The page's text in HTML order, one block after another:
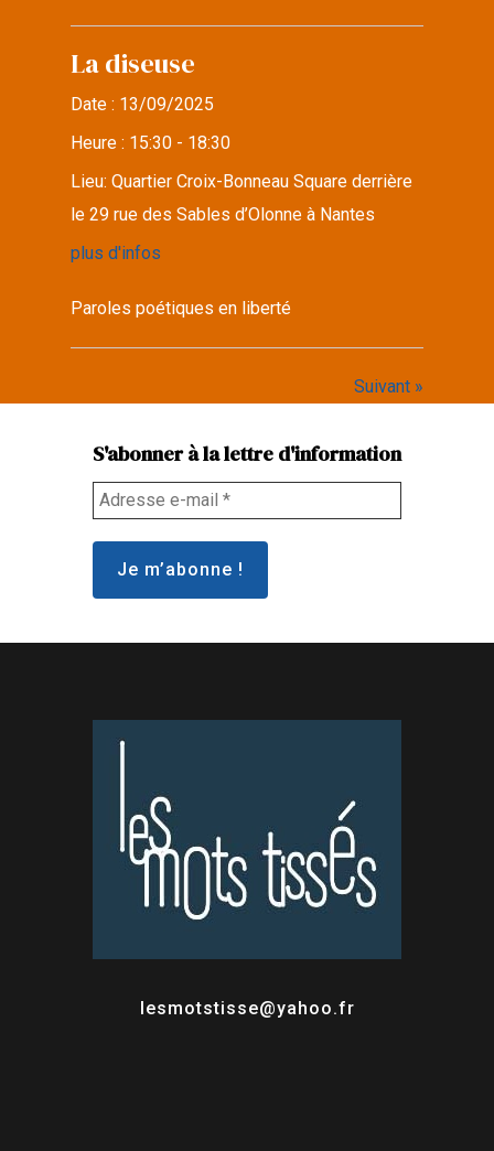
La diseuse
Date : 13/09/2025
Heure : 15:30 - 18:30
Lieu:Quartier Croix-Bonneau Square derrière
le 29 rue des Sables d’Olonne à Nantes
plus d'infos
Paroles poétiques en liberté
Suivant »
S'abonner à la lettre d'information
lesmotstisse@yahoo.fr